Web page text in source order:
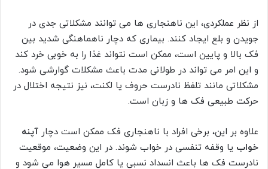
از نظر عملکردی، این ناهنجاری ها می توانند مشکلاتی جدی در
جویدن و بلع ایجاد کنند. بیماری که دچار ناهماهنگی شدید بین
فک بالا و پایین است، ممکن است نتواند غذا را به خوبی خرد کند
و این امر می تواند در طولانی مدت باعث مشکلات گوارشی شود.
مشکلاتی مانند تلفظ نادرست حروف یا لکنت، نیز نتیجه اختلال در
حرکت طبیعی فک ها و زبان است.
علاوه بر این، برخی افراد با ناهنجاری فک ممکن است دچار آپنه
خواب یا وقفه تنفسی در خواب شوند. در این وضعیت، موقعیت
نادرست فک ها باعث انسداد نسبی یا کامل مسیر هوا می شود و